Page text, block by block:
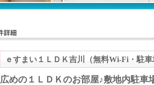
ｅすまい１ＬＤＫ吉川（無料Wi-Fi・駐
広めの１ＬＤＫのお部屋♪敷地内駐